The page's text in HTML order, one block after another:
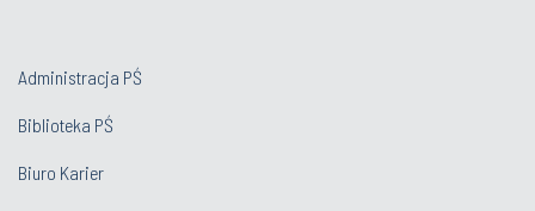
Administracja PŚ
Biblioteka PŚ
Biuro Karier